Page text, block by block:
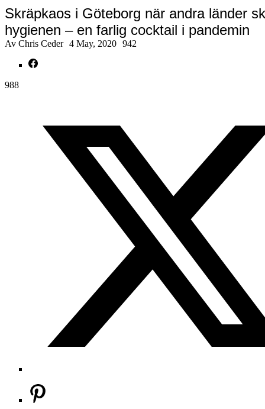
Skräpkaos i Göteborg när andra länder
hygienen – en farlig cocktail i pandemin
Av Chris Ceder 4 May, 2020 942
988